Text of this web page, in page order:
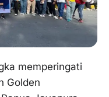
memperingati
Golden